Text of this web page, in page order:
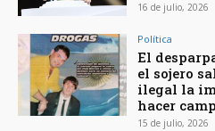
16 de julio, 2026
Política
El
el sojero
ilegal la
hacer
15 de julio, 2026